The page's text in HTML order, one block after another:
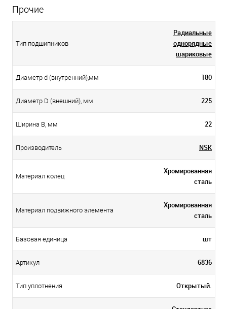
Прочие
Тип подшипников
Радиальные
однорядные
шариковые
Диаметр d (внутренний),мм 180
Диаметр D (внешний), мм 225
Ширина B, мм 22
Производитель NSK
Материал колец
Хромированная
сталь
Материал подвижного элемента
Хромированная
сталь
Базовая единица шт
Артикул 6836
Тип уплотнения Открытый.